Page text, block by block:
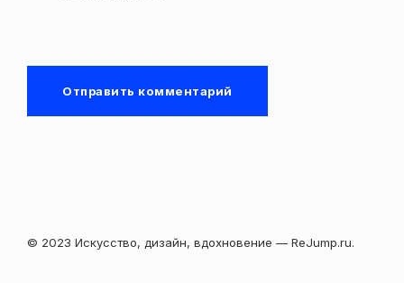
© 2023 Искусство, дизайн, вдохновение — ReJump.ru.